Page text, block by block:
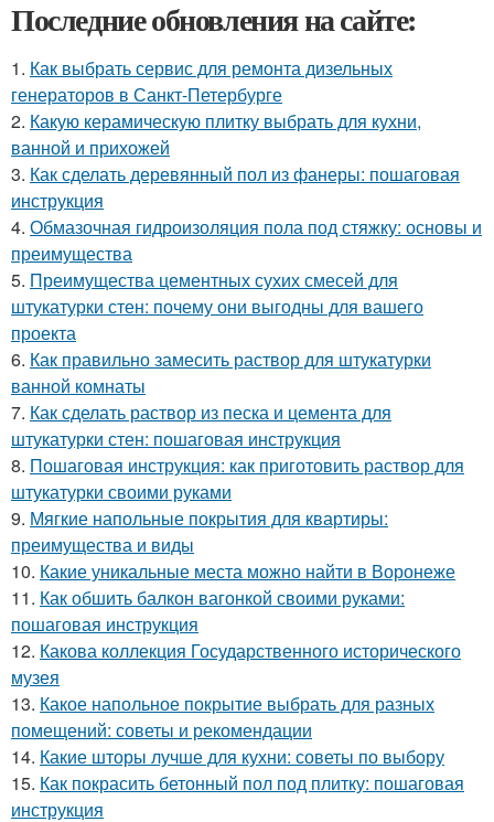
Последние обновления на сайте:
1. Как выбрать сервис для ремонта дизельных
генераторов в Санкт-Петербурге
2. Какую керамическую плитку выбрать для кухни,
ванной и прихожей
3. Как сделать деревянный пол из фанеры: пошаговая
инструкция
4. Обмазочная гидроизоляция пола под стяжку: основы и
преимущества
5. Преимущества цементных сухих смесей для
штукатурки стен: почему они выгодны для вашего
проекта
6. Как правильно замесить раствор для штукатурки
ванной комнаты
7. Как сделать раствор из песка и цемента для
штукатурки стен: пошаговая инструкция
8. Пошаговая инструкция: как приготовить раствор для
штукатурки своими руками
9. Мягкие напольные покрытия для квартиры:
преимущества и виды
10. Какие уникальные места можно найти в Воронеже
11. Как обшить балкон вагонкой своими руками:
пошаговая инструкция
12. Какова коллекция Государственного исторического
музея
13. Какое напольное покрытие выбрать для разных
помещений: советы и рекомендации
14. Какие шторы лучше для кухни: советы по выбору
15. Как покрасить бетонный пол под плитку: пошаговая
инструкция